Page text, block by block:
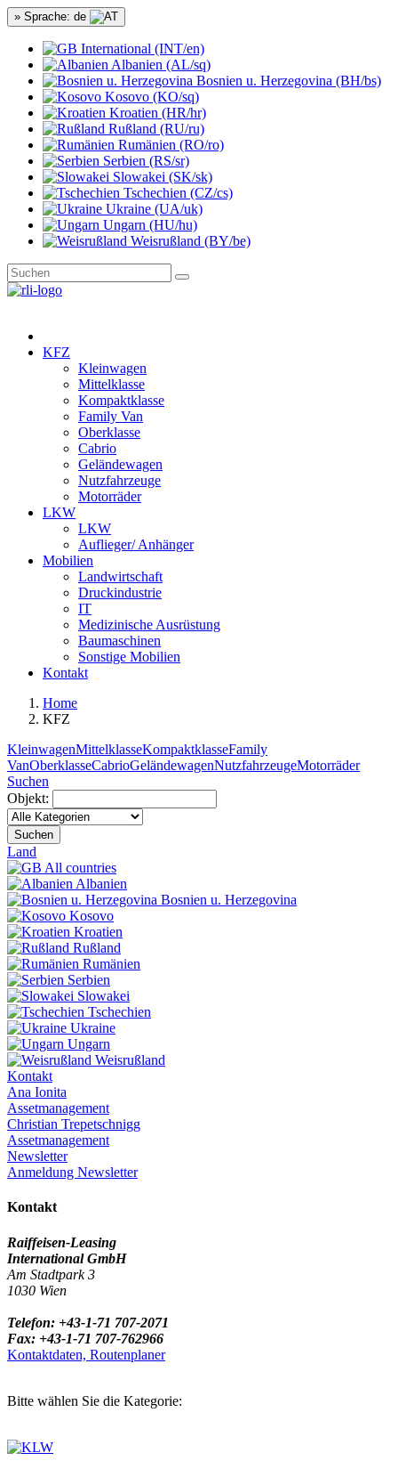
» Sprache: de
International (INT/en)
Albanien (AL/sq)
Bosnien u. Herzegovina (BH/bs)
Kosovo (KO/sq)
Kroatien (HR/hr)
Rußland (RU/ru)
Rumänien (RO/ro)
Serbien (RS/sr)
Slowakei (SK/sk)
Tschechien (CZ/cs)
Ukraine (UA/uk)
Ungarn (HU/hu)
Weisrußland (BY/be)
KFZ
Kleinwagen
Mittelklasse
Kompaktklasse
Family Van
Oberklasse
Cabrio
Geländewagen
Nutzfahrzeuge
Motorräder
LKW
LKW
Auflieger/ Anhänger
Mobilien
Landwirtschaft
Druckindustrie
IT
Medizinische Ausrüstung
Baumaschinen
Sonstige Mobilien
Kontakt
Home
KFZ
KleinwagenMittelklasseKompaktklasseFamily
VanOberklasseCabrioGeländewagenNutzfahrzeugeMotorräder
Suchen
Objekt:
Suchen
Land
All countries
Albanien
Bosnien u. Herzegovina
Kosovo
Kroatien
Rußland
Rumänien
Serbien
Slowakei
Tschechien
Ukraine
Ungarn
Weisrußland
Kontakt
Ana Ionita
Assetmanagement
Christian Trepetschnigg
Assetmanagement
Newsletter
Anmeldung Newsletter
Kontakt
Raiffeisen-Leasing
International GmbH
Am Stadtpark 3
1030 Wien
Telefon: +43-1-71 707-2071
Fax: +43-1-71 707-762966
Kontaktdaten, Routenplaner
Bitte wählen Sie die Kategorie: